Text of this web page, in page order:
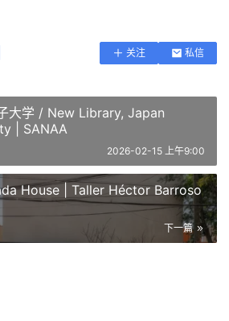
关注
私信
大学 / New Library, Japan
| SANAA
2026-02-15 上午9:00
House | Taller Héctor Barroso
下一篇